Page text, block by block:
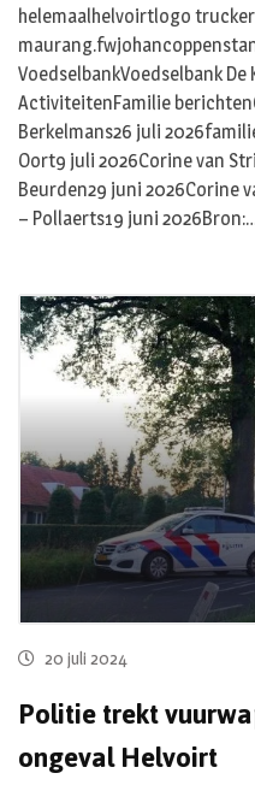
helemaalhelvoirtlogo
VoedselbankVoedselbank De
ActiviteitenFamilie
Berkelmans26 juli
Oort9 juli 2026Corine van
Beurden29 juni 2026Corine
– Pollaerts19 juni
20 juli 2024
Politie trekt
ongeval Helvoirt